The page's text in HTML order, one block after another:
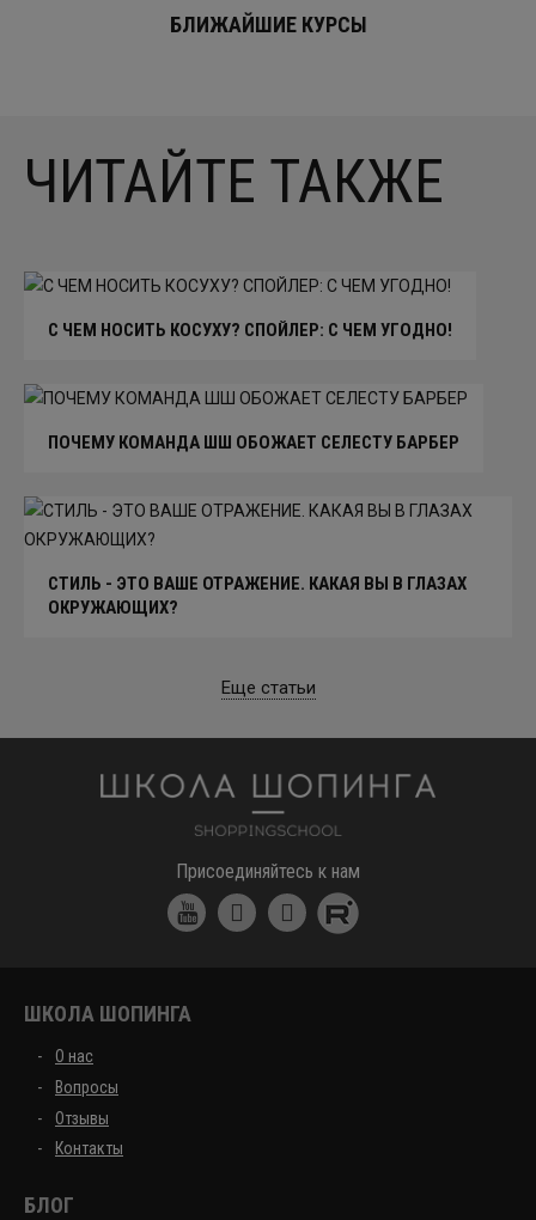
БЛИЖАЙШИЕ КУРСЫ
ЧИТАЙТЕ ТАКЖЕ
С ЧЕМ НОСИТЬ КОСУХУ? СПОЙЛЕР: С ЧЕМ УГОДНО!
ПОЧЕМУ КОМАНДА ШШ ОБОЖАЕТ СЕЛЕСТУ БАРБЕР
СТИЛЬ - ЭТО ВАШЕ ОТРАЖЕНИЕ. КАКАЯ ВЫ В ГЛАЗАХ
ОКРУЖАЮЩИХ?
Еще статьи
Присоединяйтесь к нам
ШКОЛА ШОПИНГА
О нас
Вопросы
Отзывы
Контакты
БЛОГ